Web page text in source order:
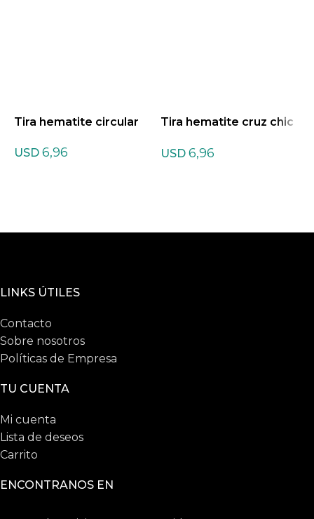
Tira hematite circular
USD 6,96
Tira hematite cruz chic
USD 6,96
LINKS ÚTILES
Contacto
Sobre nosotros
Políticas de Empresa
TU CUENTA
Mi cuenta
Lista de deseos
Carrito
ENCONTRANOS EN